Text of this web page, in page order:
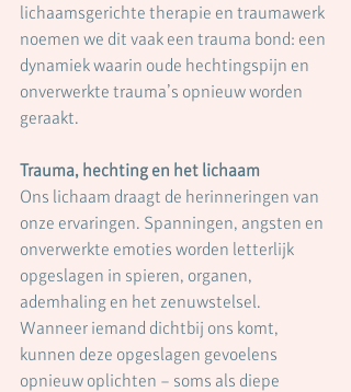
lichaamsgerichte therapie en traumawerk
noemen we dit vaak een trauma bond: een
dynamiek waarin oude hechtingspijn en
onverwerkte trauma’s opnieuw worden
geraakt.
Trauma, hechting en het lichaam
Ons lichaam draagt de herinneringen van
onze ervaringen. Spanningen, angsten en
onverwerkte emoties worden letterlijk
opgeslagen in spieren, organen,
ademhaling en het zenuwstelsel.
Wanneer iemand dichtbij ons komt,
kunnen deze opgeslagen gevoelens
opnieuw oplichten – soms als diepe